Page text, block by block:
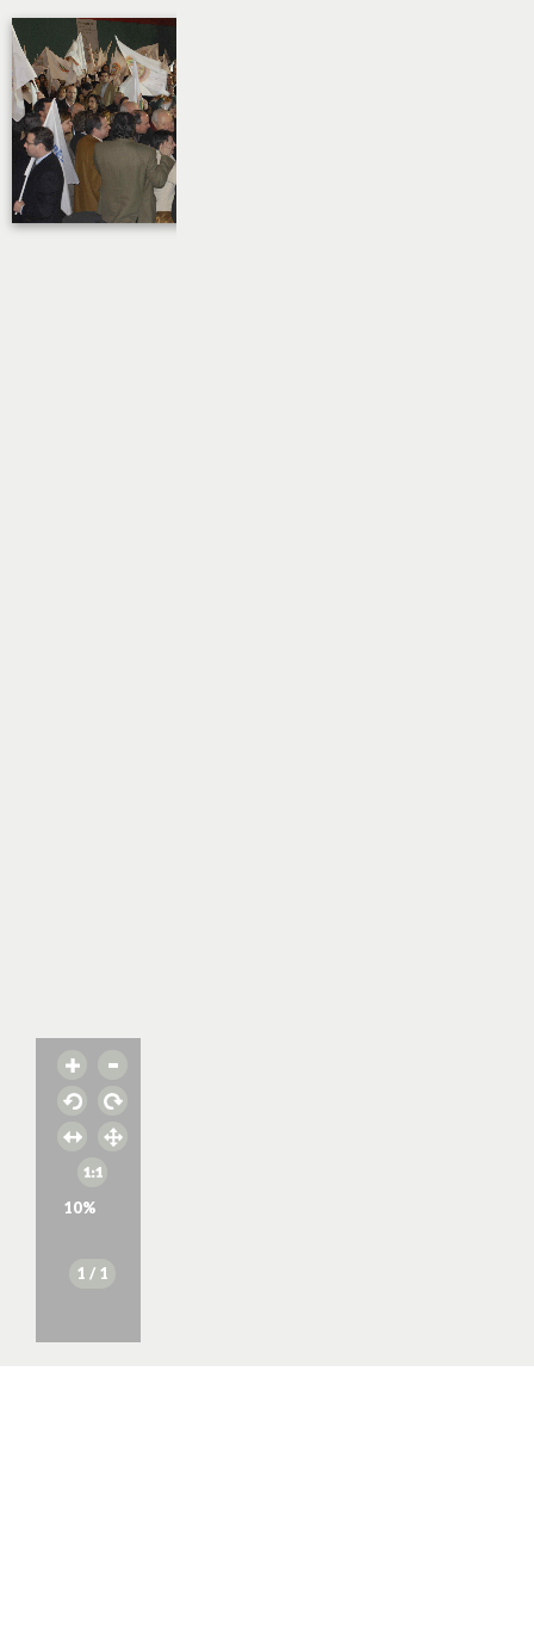
10%
1 / 1